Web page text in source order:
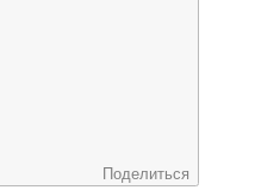
Поделиться